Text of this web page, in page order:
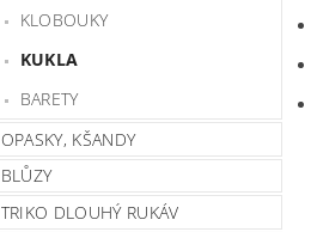
KLOBOUKY
KUKLA
BARETY
OPASKY, KŠANDY
BLŮZY
TRIKO DLOUHÝ RUKÁV